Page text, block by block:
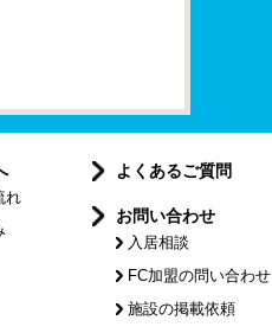
れ
よくあるご質問
お問い合わせ
入居相談
FC加盟の問い合わせ
施設の掲載依頼